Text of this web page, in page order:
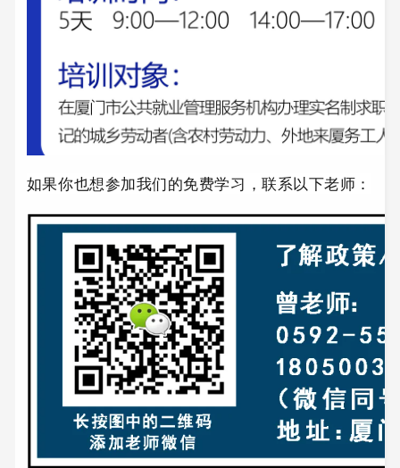
如果你也想参加我们的免费学习，联系以下老师：